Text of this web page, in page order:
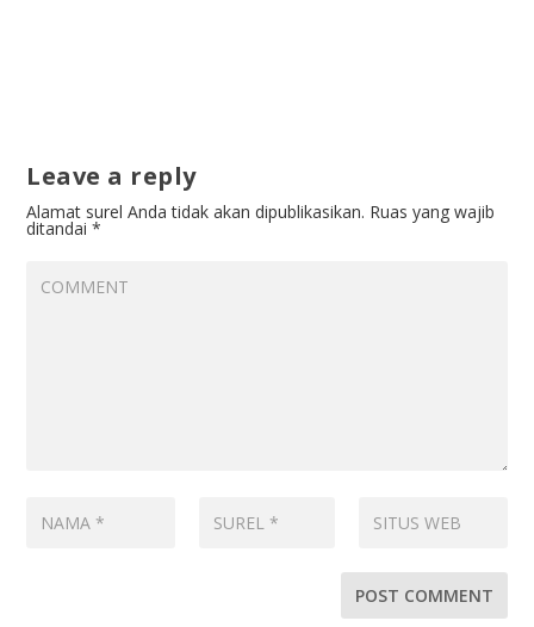
Leave a reply
Alamat surel Anda tidak akan dipublikasikan. Ruas yang wajib
ditandai*